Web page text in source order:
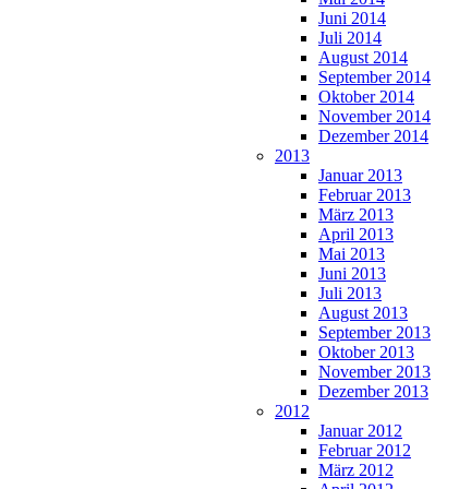
Juni 2014
Juli 2014
August 2014
September 2014
Oktober 2014
November 2014
Dezember 2014
2013
Januar 2013
Februar 2013
März 2013
April 2013
Mai 2013
Juni 2013
Juli 2013
August 2013
September 2013
Oktober 2013
November 2013
Dezember 2013
2012
Januar 2012
Februar 2012
März 2012